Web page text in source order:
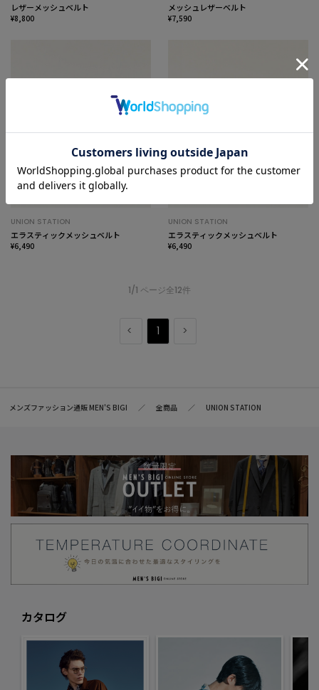
レザーメッシュベルト
¥8,800
メッシュレザーベルト
¥7,590
UNION STATION
エラスティックメッシュベルト
¥6,490
UNION STATION
エラスティックメッシュベルト
¥6,490
1/1 ページ全12件
1
メンズファッション通販 MEN'S BIGI 全商品 UNION STATION
カタログ